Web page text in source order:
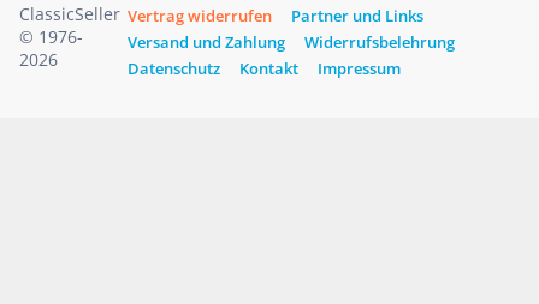
ClassicSeller
© 1976-
2026
Vertrag widerrufen
Partner und Links
Versand und Zahlung
Widerrufsbelehrung
Datenschutz
Kontakt Impressum